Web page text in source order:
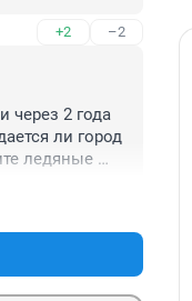
+2 –2
через 2 года
ли город
ледяные